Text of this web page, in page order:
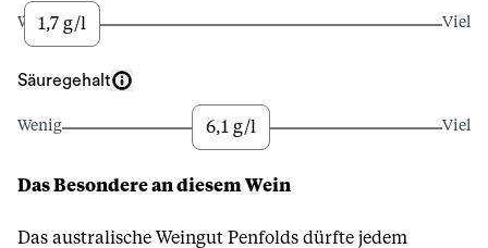
Wenig1,7 g/l Viel
Säuregehalt
Wenig 6,1 g/l Viel
Das Besondere an diesem Wein
Das australische Weingut Penfolds dürfte jedem